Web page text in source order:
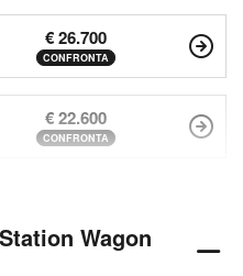
€ 26.700
CONFRONTA
€ 22.600
CONFRONTA
Wagon